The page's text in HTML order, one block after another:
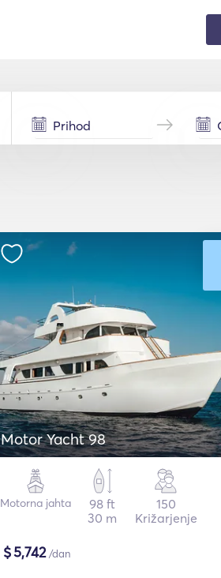
Motor Yacht 98
Motorna jahta
98 ft
30 m
150
Križarjenje
$5,742/dan